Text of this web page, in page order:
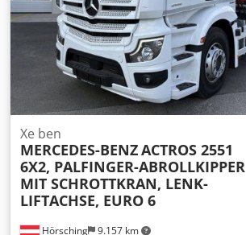
Hörsching 9.157 km
Xe ben
MERCEDES-BENZACTROS 2551
6X2, PALFINGER-ABROLLKIPPER
MIT SCHROTTKRAN, LENK-
LIFTACHSE, EURO 6